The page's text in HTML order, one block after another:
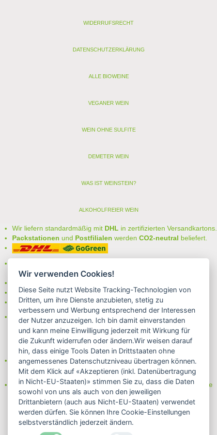
WIDERRUFSRECHT
DATENSCHUTZERKLÄRUNG
ALLE BIOWEINE
VEGANER WEIN
WEIN OHNE SULFITE
DEMETER WEIN
WAS IST WEINSTEIN?
ALKOHOLFREIER WEIN
Wir liefern standardmäßig mit DHL in zertifizierten Versandkartons.
Packstationen und Postfilialen werden CO2-neutral beliefert.
auswählen:
- Rechnung
- Lastschrift/Bankeinzug
Das Internetsiegel "GEPRÜFTER SHOP – Sicher einkaufen":
Partner von:
Wine in Moderation - bewußt genießen
Erfahren Sie mehr über Biowein in unserem Blog oder Folgen Sie
uns!
Blog
Facebook
Instagram
Wir verwenden Cookies!
Diese Seite nutzt Website Tracking-Technologien von
Dritten, um ihre Dienste anzubieten, stetig zu
verbessern und Werbung entsprechend der Interessen
der Nutzer anzuzeigen. Ich bin damit einverstanden
und kann meine Einwilligung jederzeit mit Wirkung für
die Zukunft widerrufen oder ändern.Wir weisen darauf
hin, dass einige Tools Daten in Drittstaaten ohne
angemessenes Datenschutzniveau übertragen können.
Mit dem Klick auf «Akzeptieren (inkl. Datenübertragung
in Nicht-EU-Staaten)» stimmen Sie zu, dass die Daten
sowohl von uns als auch von den jeweiligen
Drittanbietern (auch aus Nicht-EU-Staaten) verwendet
werden dürfen. Sie können Ihre Cookie-Einstellungen
selbstverständlich jederzeit ändern.